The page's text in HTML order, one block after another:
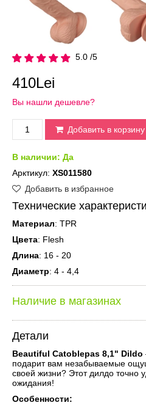
5.0 /5
410Lei
Вы нашли дешевле?
Добавить в корзину
В наличии: Да
Арктикул: XS011580
Добавить в избранное
Технические
Материал: TPR
Цвета: Flesh
Длина: 16 - 20
Диаметр: 4 - 4,4
Наличие в магазинах
Детали
Beautiful Catoblepas 8,1" Dildo
подарит вам незабываемые
своей жизни? Этот дилдо точно
ожидания!
Особенности: